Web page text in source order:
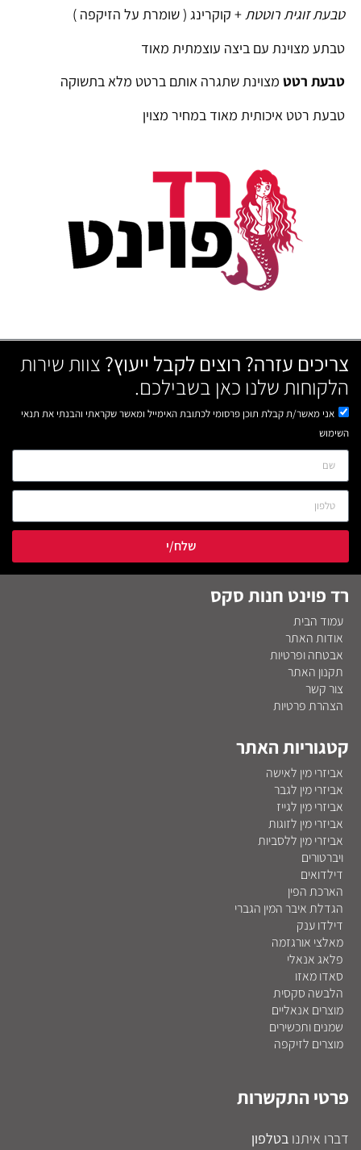
טבעת זוגית רוטטת+ קוקרינג ( שומרת על הזיקפה )
טבתע מצוינת עם ביצה עוצמתית מאוד
טבעת רטט מצוינת שתגרה אותם ברטט מלא בתשוקה
טבעת רטט איכותית מאוד במחיר מצוין
צריכים עזרה? רוצים לקבל ייעוץ? צוות שירות
הלקוחות שלנו כאן בשבילכם.
אני מאשר/ת קבלת תוכן פרסומי לכתובת האימייל ומאשר שקראתי והבנתי את תנאי
השימוש
שלח/י
רד פוינט חנות סקס
עמוד הבית
אודות האתר
אבטחה ופרטיות
תקנון האתר
צור קשר
הצהרת פרטיות
קטגוריות האתר
אביזרי מין לאישה
אביזרי מין לגבר
אביזרי מין לגייז
אביזרי מין לזוגות
אביזרי מין ללסביות
ויברטורים
דילדואים
הארכת הפין
הגדלת איבר המין הגברי
דילדו ענק
מאלצי אורגזמה
פלאג אנאלי
סאדו מאזו
הלבשה סקסית
מוצרים אנאליים
שמנים ותכשירים
מוצרים לזיקפה
פרטי התקשרות
דברו איתנו בטלפון